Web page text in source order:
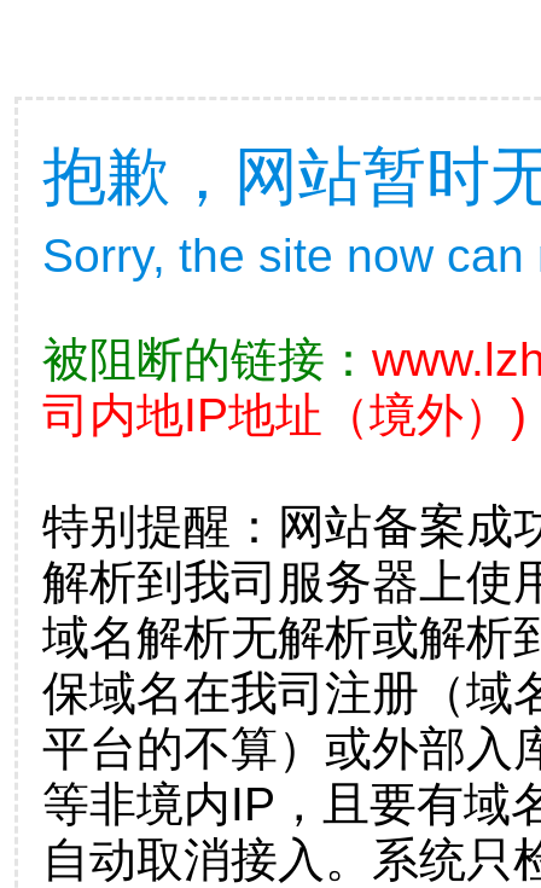
抱歉，网站暂时
Sorry, the site now
被阻断的链接：
司内地IP地址（境外）)
特别提醒：网站备案成
解析到我司服务器上使
域名解析无解析或解析
保域名在我司注册（域
平台的不算）或外部入
等非境内IP，且要有域
自动取消接入。系统只